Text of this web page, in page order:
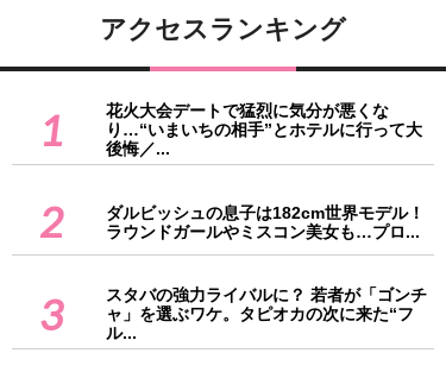
アクセスランキング
1
花火大会デートで猛烈に気分が悪くな
り…“いまいちの相手”とホテルに行って大
後悔／...
2
ダルビッシュの息子は182cm世界モデル！
ラウンドガールやミスコン美女も…プロ...
3
スタバの強力ライバルに？ 若者が「ゴンチ
ャ」を選ぶワケ。タピオカの次に来た“フ
ル...